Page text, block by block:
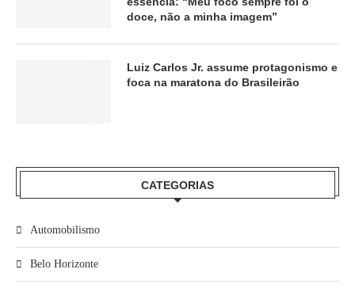
doce, não a minha imagem”
Luiz Carlos Jr. assume protagonismo e
foca na maratona do Brasileirão
CATEGORIAS
Automobilismo
Belo Horizonte